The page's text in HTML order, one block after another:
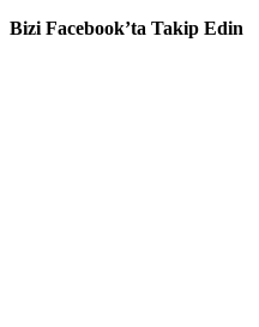
Bizi Facebook’ta Takip Edin